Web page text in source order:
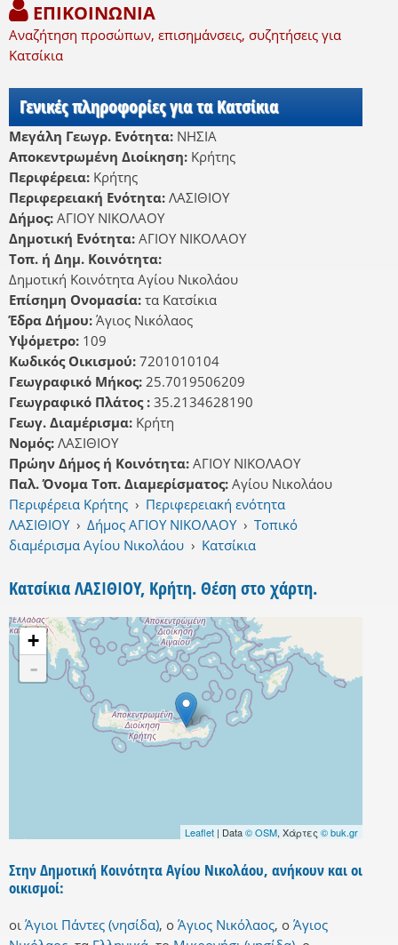
ΕΠΙΚΟΙΝΩΝΙΑ
Αναζήτηση προσώπων, επισημάνσεις, συζητήσεις για
Κατσίκια
Γενικές πληροφορίες για τα Κατσίκια
Μεγάλη Γεωγρ. Ενότητα: ΝΗΣΙΑ
Αποκεντρωμένη Διοίκηση: Κρήτης
Περιφέρεια: Κρήτης
Περιφερειακή Ενότητα: ΛΑΣΙΘΙΟΥ
Δήμος: ΑΓΙΟΥ ΝΙΚΟΛΑΟΥ
Δημοτική Ενότητα: ΑΓΙΟΥ ΝΙΚΟΛΑΟΥ
Τοπ. ή Δημ. Κοινότητα:
Δημοτική Κοινότητα Αγίου Νικολάου
Επίσημη Ονομασία: τα Κατσίκια
Έδρα Δήμου: Άγιος Νικόλαος
Υψόμετρο: 109
Κωδικός Οικισμού: 7201010104
Γεωγραφικό Μήκος: 25.7019506209
Γεωγραφικό Πλάτος : 35.2134628190
Γεωγ. Διαμέρισμα: Κρήτη
Νομός: ΛΑΣΙΘΙΟΥ
Πρώην Δήμος ή Κοινότητα: ΑΓΙΟΥ ΝΙΚΟΛΑΟΥ
Παλ. Όνομα Τοπ. Διαμερίσματος: Αγίου Νικολάου
Περιφέρεια Κρήτης › Περιφερειακή ενότητα
ΛΑΣΙΘΙΟΥ › Δήμος ΑΓΙΟΥ ΝΙΚΟΛΑΟΥ › Τοπικό
διαμέρισμα Αγίου Νικολάου › Κατσίκια
Κατσίκια ΛΑΣΙΘΙΟΥ, Κρήτη. Θέση στο χάρτη.
+
-
Leaflet | Data© OSM, Χάρτες © buk.gr
Στην Δημοτική Κοινότητα Αγίου Νικολάου, ανήκουν και οι
οικισμοί:
οι Άγιοι Πάντες (νησίδα), ο Άγιος Νικόλαος, ο Άγιος